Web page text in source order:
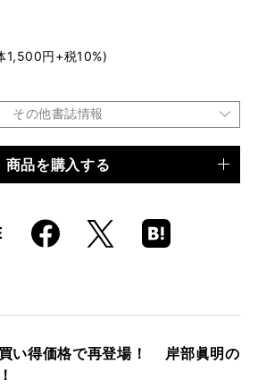
1,500円+税10%)
その他書誌情報
商品を購入する
Faceboo
k
X
Hatena
Boo
い得価格で再登場！ 岸部眞明の